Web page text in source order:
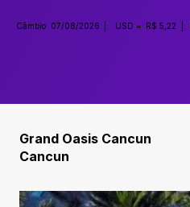
Câmbio 07/08/2026 USD = R$ 5,22
Grand Oasis Cancun
Cancun